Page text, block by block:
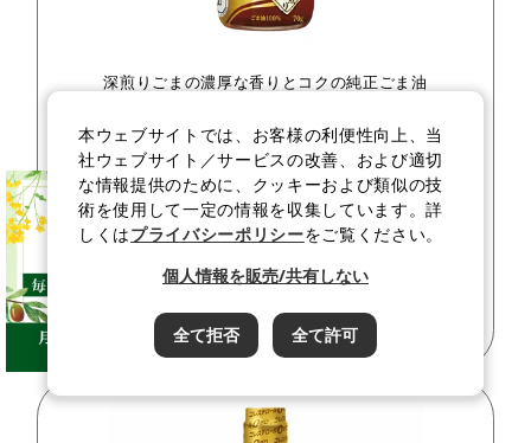
深煎りごまの濃厚な香りとコクの純正ごま油
油」
７０ｇ瓶
価格 ¥240税込
カートに入れる
本ウェブサイトでは、お客様の利便性向上、当
社ウェブサイト／サービスの改善、および適切
な情報提供のために、クッキーおよび類似の技
術を使用して一定の情報を収集しています。詳
しくはプライバシーポリシーをご覧ください。
個人情報を販売/共有しない
全て拒否 全て許可